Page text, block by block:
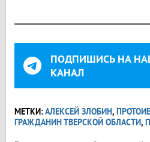
ПОДПИШИСЬ НА НАШ
КАНАЛ
МЕТКИ:АЛЕКСЕЙ ЗЛОБИН,
ГРАЖДАНИН ТВЕРСКОЙ ОБЛАСТИ,